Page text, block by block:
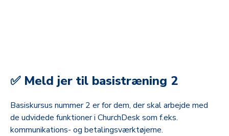
✅ Meld jer til basistræning 2
Basiskursus nummer 2 er for dem, der skal arbejde med
de udvidede funktioner i ChurchDesk som f.eks.
kommunikations- og betalingsværktøjerne.